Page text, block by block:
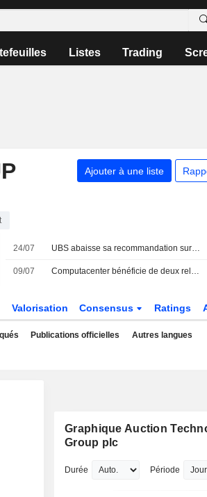
Listes Trading
Ajouter à une liste
24/07 UBS abaisse sa recommandation sur Standard Chartered ; Shore relève HSBC
09/07 Computacenter bénéficie de deux relèvements d'objectif de cours
Valorisation Consensus Ratings
Publications officielles Autres langues
Graphique Auction
Group plc
Durée Période